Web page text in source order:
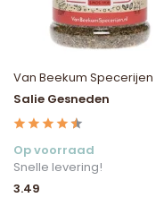
Van Beekum Specerijen
Salie Gesneden
Op voorraad
Snelle levering!
3.49